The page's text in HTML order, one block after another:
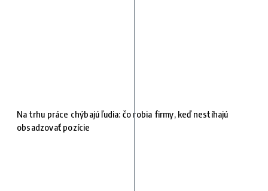
Na trhu práce chýbajú ľudia: čo robia firmy, keď nestíhajú
obsadzovať pozície